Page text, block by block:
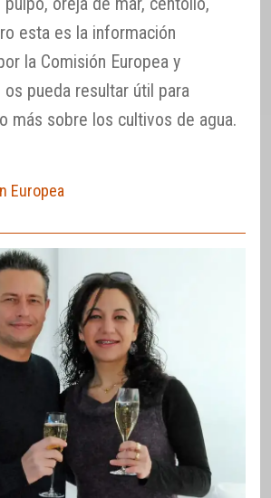
esta es la información
la Comisión Europea y
pueda resultar útil para
más sobre los cultivos de agua.
Europea